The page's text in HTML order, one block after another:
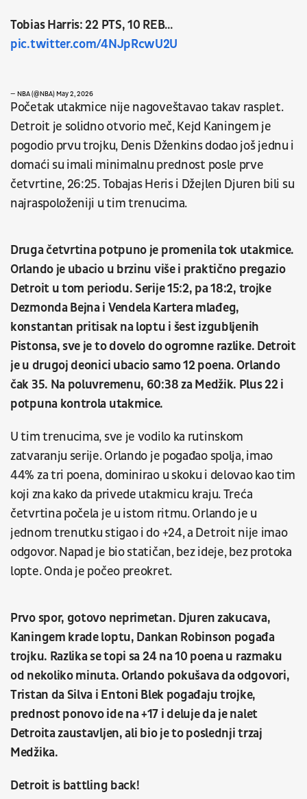
Tobias Harris: 22 PTS, 10 REB…
pic.twitter.com/4NJpRcwU2U
— NBA (@NBA)May 2, 2026
Početak utakmice nije nagoveštavao takav rasplet.
Detroit je solidno otvorio meč, Kejd Kaningem je
pogodio prvu trojku, Denis Dženkins dodao još jednu i
domaći su imali minimalnu prednost posle prve
četvrtine, 26:25. Tobajas Heris i Džejlen Djuren bili su
najraspoloženiji u tim trenucima.
Druga četvrtina potpuno je promenila tok utakmice.
Orlando je ubacio u brzinu više i praktično pregazio
Detroit u tom periodu. Serije 15:2, pa 18:2, trojke
Dezmonda Bejna i Vendela Kartera mlađeg,
konstantan pritisak na loptu i šest izgubljenih
Pistonsa, sve je to dovelo do ogromne razlike. Detroit
je u drugoj deonici ubacio samo 12 poena. Orlando
čak 35. Na poluvremenu, 60:38 za Medžik. Plus 22 i
potpuna kontrola utakmice.
U tim trenucima, sve je vodilo ka rutinskom
zatvaranju serije. Orlando je pogađao spolja, imao
44% za tri poena, dominirao u skoku i delovao kao tim
koji zna kako da privede utakmicu kraju. Treća
četvrtina počela je u istom ritmu. Orlando je u
jednom trenutku stigao i do +24, a Detroit nije imao
odgovor. Napad je bio statičan, bez ideje, bez protoka
lopte. Onda je počeo preokret.
Prvo spor, gotovo neprimetan. Djuren zakucava,
Kaningem krade loptu, Dankan Robinson pogađa
trojku. Razlika se topi sa 24 na 10 poena u razmaku
od nekoliko minuta. Orlando pokušava da odgovori,
Tristan da Silva i Entoni Blek pogađaju trojke,
prednost ponovo ide na +17 i deluje da je nalet
Detroita zaustavljen, ali bio je to poslednji trzaj
Medžika.
Detroit is battling back!